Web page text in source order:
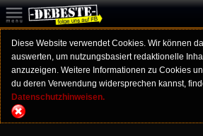
Diese Website verwendet Cookies. Wir können
auswerten, um nutzungsbasiert redaktionelle
anzuzeigen. Weitere Informationen zu Cookies
du deren Verwendung widersprechen kannst,
Datenschutzhinweisen.